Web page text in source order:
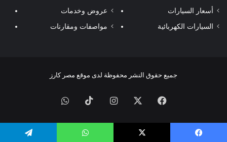
أسعار السيارات
السيارات الكهربائية
عروض وخدمات
مواصفات ومقارنات
جميع حقوق النشر محفوظة لدى موقع مصر كارز
فيسبوك انستقرام‫TikTokواتساب